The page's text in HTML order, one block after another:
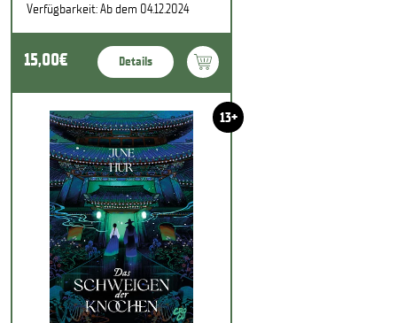
Verfügbarkeit: Ab dem 04.12.2024
15,00€ Details
13+